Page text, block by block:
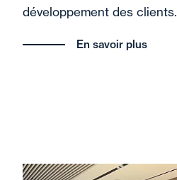
développement des clients.
En savoir plus